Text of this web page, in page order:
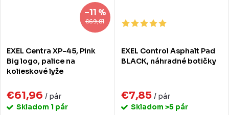
€69,81
–11 %
EXEL Centra XP-45, Pink
Big logo, palice na
kolieskové lyže
€61,96 / pár
Skladom 1 pár
EXEL Control Asphalt Pad
BLACK, náhradné botičky
€7,85 / pár
Skladom >5 pár